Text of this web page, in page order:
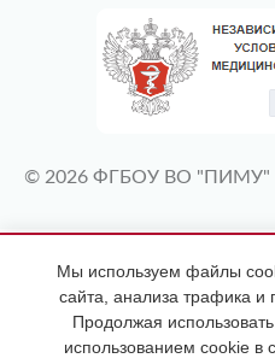
© 2026 ФГБОУ ВО "ПИМУ"
ИМЕЮТСЯ
НЕОБХОДИМА
Мы используем файлы
сайта, анализа трафика и
Продолжая
использованием cookie в